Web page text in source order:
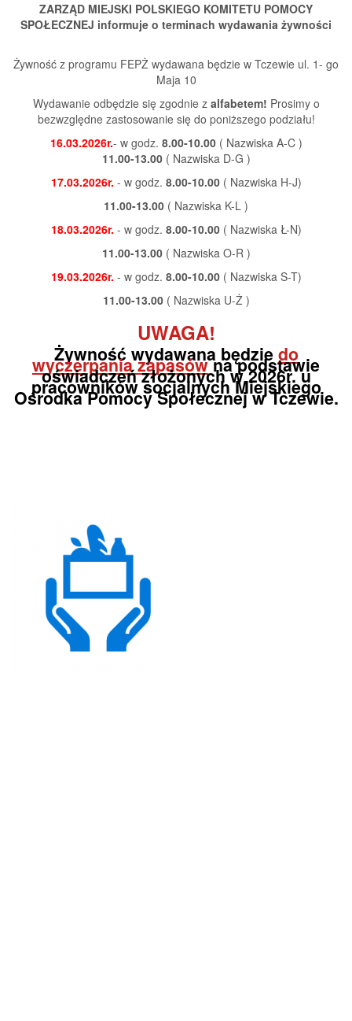
ZARZĄD MIEJSKI POLSKIEGO KOMITETU POMOCY
SPOŁECZNEJ informuje o terminach wydawania żywności
Żywność z programu FEPŻ wydawana będzie w Tczewie ul. 1- go
Maja 10
Wydawanie odbędzie się zgodnie zalfabetem! Prosimy o
bezwzględne zastosowanie się do poniższego podziału!
16.03.2026r.- w godz. 8.00-10.00 ( Nazwiska A-C )
11.00-13.00( Nazwiska D-G )
17.03.2026r. - w godz. 8.00-10.00( Nazwiska H-J)
11.00-13.00 ( Nazwiska K-L )
18.03.2026r. - w godz. 8.00-10.00( Nazwiska Ł-N)
11.00-13.00( Nazwiska O-R )
19.03.2026r. - w godz. 8.00-10.00( Nazwiska S-T)
11.00-13.00( Nazwiska U-Ż )
UWAGA!
Żywność wydawana będziedo
wyczerpania zapasówna podstawie
oświadczeń złożonychw 2026r.u
pracowników socjalnych Miejskiego
Ośrodka Pomocy Społecznej w Tczewie.